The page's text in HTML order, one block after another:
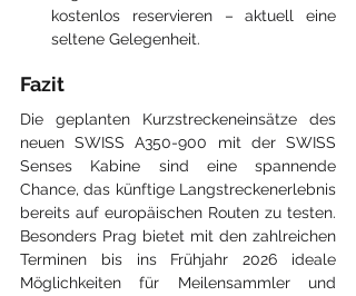
kostenlos reservieren – aktuell eine
seltene Gelegenheit.
Fazit
Die geplanten Kurzstreckeneinsätze des
neuen SWISS A350-900 mit der SWISS
Senses Kabine sind eine spannende
Chance, das künftige Langstreckenerlebnis
bereits auf europäischen Routen zu testen.
Besonders Prag bietet mit den zahlreichen
Terminen bis ins Frühjahr 2026 ideale
Möglichkeiten für Meilensammler und